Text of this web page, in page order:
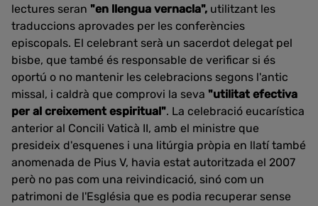
lectures seran "en llengua vernacla", utilitzant les
traduccions aprovades per les conferències
episcopals. El celebrant serà un sacerdot delegat pel
bisbe, que també és responsable de verificar si és
oportú o no mantenir les celebracions segons l'antic
missal, i caldrà que comprovi la seva "utilitat efectiva
per al creixement espiritual". La celebració eucarística
anterior al Concili Vaticà II, amb el ministre que
presideix d'esquenes i una litúrgia pròpia en llatí també
anomenada de Pius V, havia estat autoritzada el 2007
però no pas com una reivindicació, sinó com un
patrimoni de l'Església que es podia recuperar sense